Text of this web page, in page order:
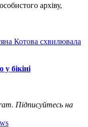
архіву,
Котова схвилювала
бікіні
Підписуйтесь на